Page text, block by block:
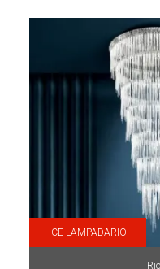
ICE LAMPADARIO